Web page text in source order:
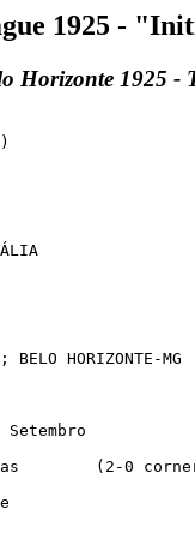
1925 -
Horizonte 1925 -
HORIZONTE-MG